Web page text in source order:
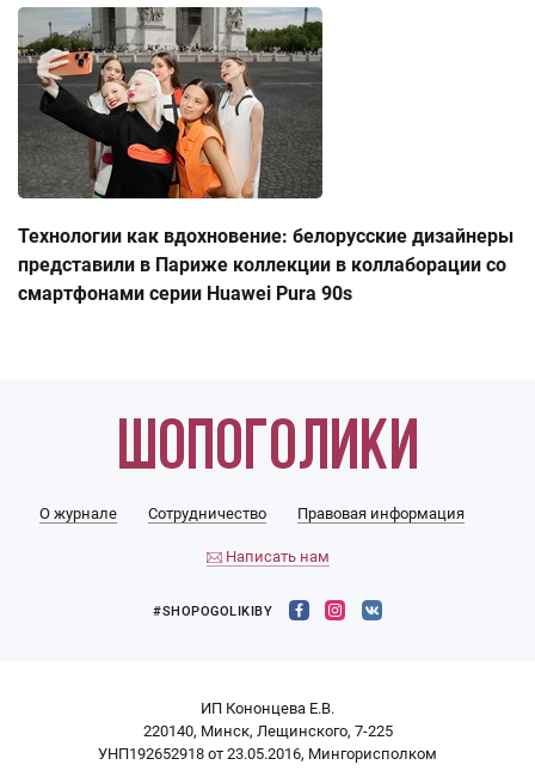
Технологии как вдохновение: белорусские дизайнеры
представили в Париже коллекции в коллаборации со
смартфонами серии Huawei Pura 90s
О журнале Сотрудничество Правовая информация
Написать нам
#SHOPOGOLIKIBY
ИП Кононцева Е.В.
220140, Минск, Лещинского, 7-225
УНП192652918 от 23.05.2016, Мингорисполком